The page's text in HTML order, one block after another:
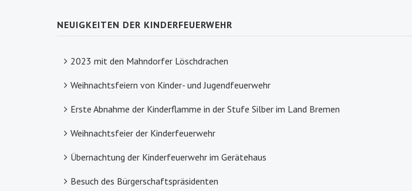
NEUIGKEITEN DER KINDERFEUERWEHR
2023 mit den Mahndorfer Löschdrachen
Weihnachtsfeiern von Kinder- und Jugendfeuerwehr
Erste Abnahme der Kinderflamme in der Stufe Silber im Land Bremen
Weihnachtsfeier der Kinderfeuerwehr
Übernachtung der Kinderfeuerwehr im Gerätehaus
Besuch des Bürgerschaftspräsidenten